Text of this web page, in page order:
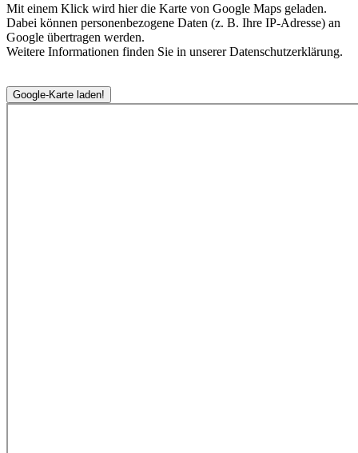
Mit einem Klick wird hier die Karte von Google Maps geladen.
Dabei können personenbezogene Daten (z. B. Ihre IP-Adresse) an
Google übertragen werden.
Weitere Informationen finden Sie in unserer Datenschutzerklärung.
Google-Karte laden!